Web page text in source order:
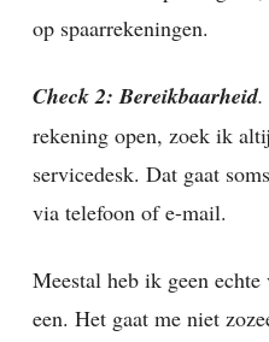
op spaarrekeningen.
Check 2: Bereikbaarheid.
rekening open, zoek ik
servicedesk. Dat gaat
via telefoon of e-mail.
Meestal heb ik geen
een. Het gaat me niet